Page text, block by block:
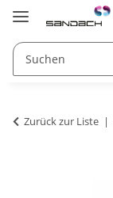
Zurück zur Liste